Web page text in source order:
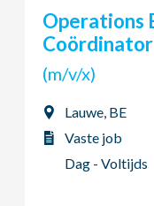
Young
(m/v/x)
Vaste
Dag -